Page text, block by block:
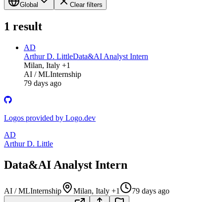
Global Clear filters
1 result
AD
Arthur D. LittleData&AI Analyst Intern
Milan, Italy +1
AI / MLInternship
79 days ago
Logos provided by Logo.dev
AD
Arthur D. Little
Data&AI Analyst Intern
AI / MLInternship Milan, Italy +1 79 days ago